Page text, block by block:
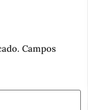
Campos